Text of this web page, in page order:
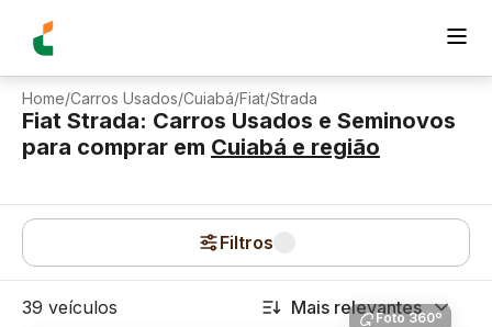
Home/Carros Usados/Cuiabá/Fiat/Strada
Fiat Strada: Carros Usados e Seminovos
para comprar em Cuiabá e região
Filtros
39 veículos Mais relevantes
Foto 360º